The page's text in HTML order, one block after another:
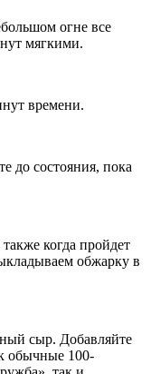
огне все
мягкими.
времени.
до состояния, пока
когда пройдет
обжарку в
сыр. Добавляйте
обычные 100-